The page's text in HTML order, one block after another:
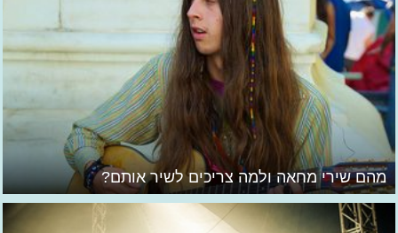
מהם שירי מחאה ולמה צריכים לשיר אותם?